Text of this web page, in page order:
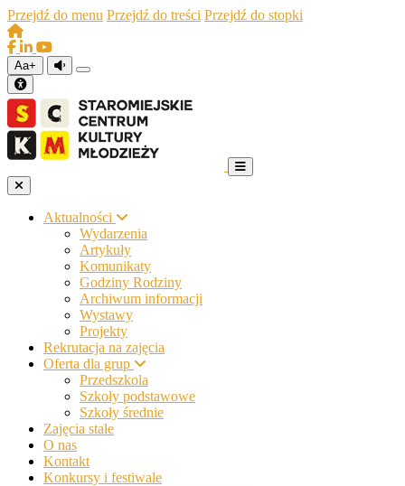
Przejdź do menu Przejdź do treści Przejdź do stopki
Aa+
Aktualności
Wydarzenia
Artykuły
Komunikaty
Godziny Rodziny
Archiwum informacji
Wystawy
Projekty
Rekrutacja na zajęcia
Oferta dla grup
Przedszkola
Szkoły podstawowe
Szkoły średnie
Zajęcia stałe
O nas
Kontakt
Konkursy i festiwale